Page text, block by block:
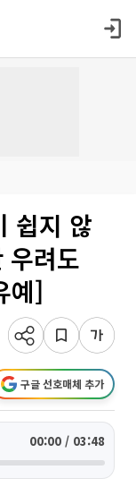
쉽지 않
우려도
예]
구글 선호매체 추가
00:00 / 03:48